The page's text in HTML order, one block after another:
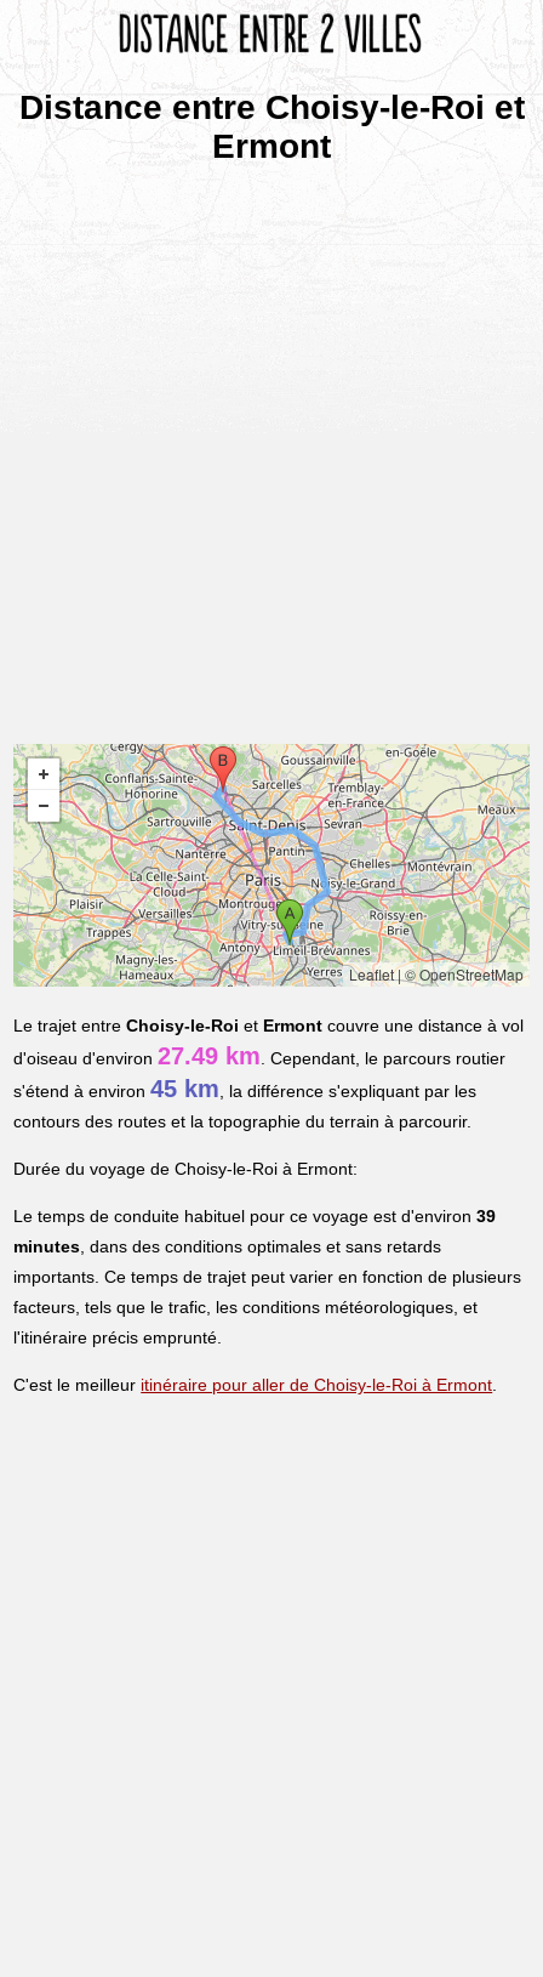
Distance entre Choisy-le-Roi et
Ermont
Leaflet|© OpenStreetMap
Le trajet entreChoisy-le-Roi et Ermont couvre une distance à vol
d'oiseau d'environ27.49 km. Cependant, le parcours routier
s'étend à environ45 km, la différence s'expliquant par les
contours des routes et la topographie du terrain à parcourir.
Durée du voyage de Choisy-le-Roi à Ermont:
Le temps de conduite habituel pour ce voyage est d'environ39
minutes, dans des conditions optimales et sans retards
importants. Ce temps de trajet peut varier en fonction de plusieurs
facteurs, tels que le trafic, les conditions météorologiques, et
l'itinéraire précis emprunté.
C'est le meilleur itinéraire pour aller de Choisy-le-Roi à Ermont.